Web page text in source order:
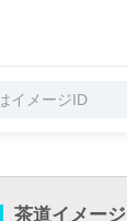
茶道イメージ